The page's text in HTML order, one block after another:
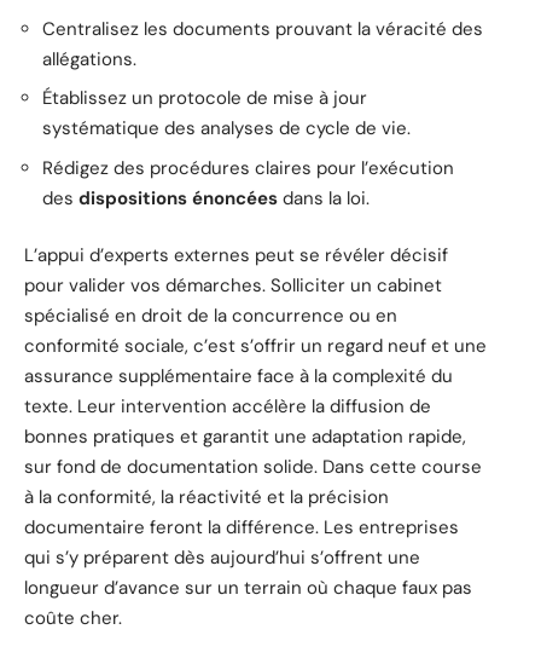
Centralisez les documents prouvant la véracité des
allégations.
Établissez un protocole de mise à jour
systématique des analyses de cycle de vie.
Rédigez des procédures claires pour l’exécution
des dispositions énoncées dans la loi.
L’appui d’experts externes peut se révéler décisif
pour valider vos démarches. Solliciter un cabinet
spécialisé en droit de la concurrence ou en
conformité sociale, c’est s’offrir un regard neuf et une
assurance supplémentaire face à la complexité du
texte. Leur intervention accélère la diffusion de
bonnes pratiques et garantit une adaptation rapide,
sur fond de documentation solide. Dans cette course
à la conformité, la réactivité et la précision
documentaire feront la différence. Les entreprises
qui s’y préparent dès aujourd’hui s’offrent une
longueur d’avance sur un terrain où chaque faux pas
coûte cher.